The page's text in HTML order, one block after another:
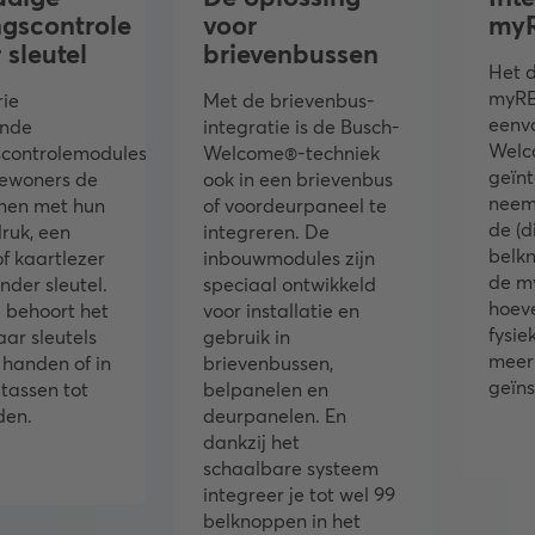
sleutel
de
met hun
een
kaartlezer
sleutel.
behoort het
sleutels
of in
tot
voor
brievenbussen
Met de brievenbus-
integratie is de Busch-
Welcome®-techniek
ook in een brievenbus
of voordeurpaneel te
integreren. De
inbouwmodules zijn
speciaal ontwikkeld
voor installatie en
gebruik in
brievenbussen,
belpanelen en
deurpanelen. En
dankzij het
schaalbare systeem
integreer je tot wel 99
belknoppen in het
Het
de
de